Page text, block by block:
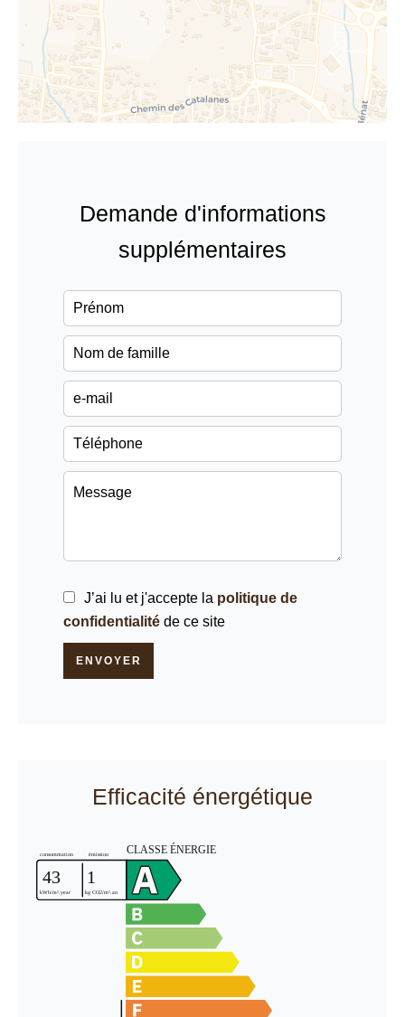
Demande d'informations
supplémentaires
J’ai lu et j'accepte la politique de
confidentialité de ce site
ENVOYER
Efficacité énergétique